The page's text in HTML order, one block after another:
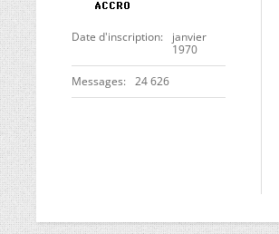
Date d'inscription
janvier
1970
Messages 24 626